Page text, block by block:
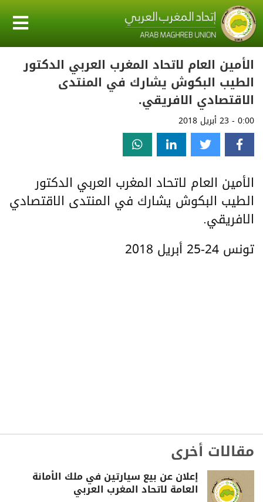
الأمين العام لاتحاد المغرب العربي الدكتور
الطيب البكوش يشارك في المنتدى
الاقتصادي الافريقي.
0:00 - 23 أبريل 2018
الأمين العام لاتحاد المغرب العربي الدكتور
الطيب البكوش يشارك في المنتدى الاقتصادي
الافريقي.
تونس 24-25 أبريل 2018
مقالات أخرى
إعلان عن بيع سيارتين في ملك الأمانة
العامة لاتحاد المغرب العربي